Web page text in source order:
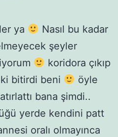
ya
Nasıl bu kadar
şeyler
koridora çıkıp
bitirdi beni
öyle
bana şimdi..
yerde kendini patt
oralı olmayınca